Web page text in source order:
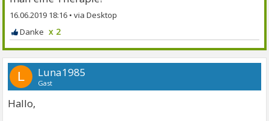
16.06.2019 18:16 •
x 2
L Luna1985
Gast
Hallo,